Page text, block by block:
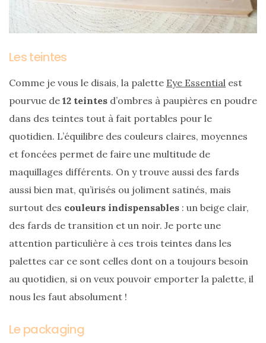
sélection
sacs
légers
et
tendance
pour
l’été
Les teintes
Comme je vous le disais, la palette Eye Essential est
pourvue de 12 teintes d’ombres à paupières en poudre
dans des teintes tout à fait portables pour le
quotidien. L’équilibre des couleurs claires, moyennes
et foncées permet de faire une multitude de
maquillages différents. On y trouve aussi des fards
aussi bien mat, qu’irisés ou joliment satinés, mais
surtout des couleurs indispensables : un beige clair,
des fards de transition et un noir. Je porte une
attention particulière à ces trois teintes dans les
palettes car ce sont celles dont on a toujours besoin
au quotidien, si on veux pouvoir emporter la palette, il
nous les faut absolument !
Le packaging